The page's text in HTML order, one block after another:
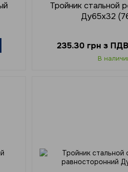
Тройник стальной
Ду65x32
235.30 грн з
В